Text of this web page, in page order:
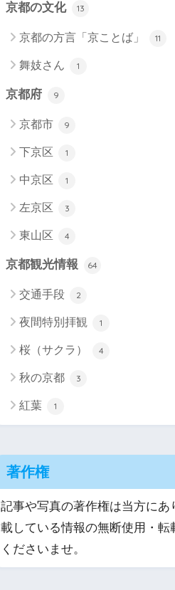
京都の文化 13
京都の方言「京ことば」 11
舞妓さん 1
京都府 9
京都市 9
下京区 1
中京区 1
左京区 3
東山区 4
京都観光情報 64
交通手段 2
夜間特別拝観 1
桜（サクラ） 4
秋の京都 3
紅葉 1
著作権
記事や写真の著作権は当方にあ
載している情報の無断使用・転
くださいませ。